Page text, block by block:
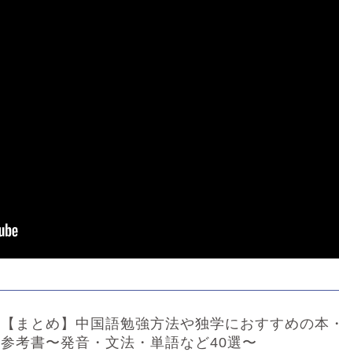
【まとめ】中国語勉強方法や独学におすすめの本・
参考書〜発音・文法・単語など40選〜